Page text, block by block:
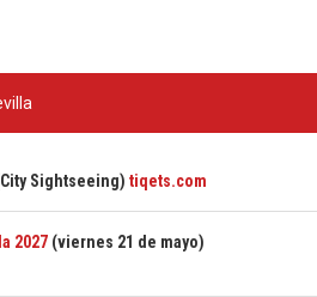
Sightseeing) tiqets.com
2027 (viernes 21 de mayo)